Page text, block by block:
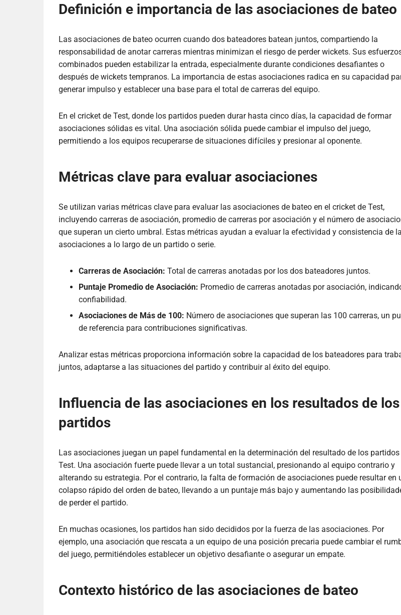
Definición e importancia de las asociaciones de bateo
Las asociaciones de bateo ocurren cuando dos bateadores batean juntos, compartiendo la
responsabilidad de anotar carreras mientras minimizan el riesgo de perder wickets. Sus
combinados pueden estabilizar la entrada, especialmente durante condiciones desafiantes o
después de wickets tempranos. La importancia de estas asociaciones radica en su capacidad
generar impulso y establecer una base para el total de carreras del equipo.
En el cricket de Test, donde los partidos pueden durar hasta cinco días, la capacidad de formar
asociaciones sólidas es vital. Una asociación sólida puede cambiar el impulso del juego,
permitiendo a los equipos recuperarse de situaciones difíciles y presionar al oponente.
Métricas clave para evaluar asociaciones
Se utilizan varias métricas clave para evaluar las asociaciones de bateo en el cricket de Test,
incluyendo carreras de asociación, promedio de carreras por asociación y el número de
que superan un cierto umbral. Estas métricas ayudan a evaluar la efectividad y consistencia de
asociaciones a lo largo de un partido o serie.
Carreras de Asociación: Total de carreras anotadas por los dos bateadores juntos.
Puntaje Promedio de Asociación: Promedio de carreras anotadas por asociación,
confiabilidad.
Asociaciones de Más de 100: Número de asociaciones que superan las 100 carreras, un
de referencia para contribuciones significativas.
Analizar estas métricas proporciona información sobre la capacidad de los bateadores para
juntos, adaptarse a las situaciones del partido y contribuir al éxito del equipo.
Influencia de las asociaciones en los resultados de los
partidos
Las asociaciones juegan un papel fundamental en la determinación del resultado de los partidos
Test. Una asociación fuerte puede llevar a un total sustancial, presionando al equipo contrario y
alterando su estrategia. Por el contrario, la falta de formación de asociaciones puede resultar en
colapso rápido del orden de bateo, llevando a un puntaje más bajo y aumentando las
de perder el partido.
En muchas ocasiones, los partidos han sido decididos por la fuerza de las asociaciones. Por
ejemplo, una asociación que rescata a un equipo de una posición precaria puede cambiar el
del juego, permitiéndoles establecer un objetivo desafiante o asegurar un empate.
Contexto histórico de las asociaciones de bateo